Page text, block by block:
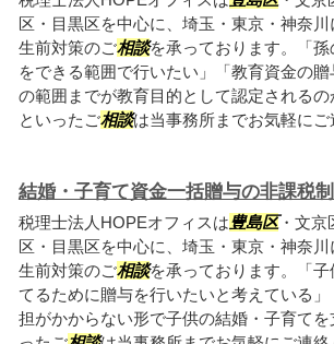
区・目黒区を中心に、埼玉・東京・神奈
生前対策のご相談を承っております。「
をできる範囲で行いたい」「教育資金の
の範囲までが教育目的として認定されるの
といったご相談は当事務所までお気軽にご
結婚・子育て資金一括贈与の非課税
税理士法人HOPEオフィスは豊島区・文京
区・目黒区を中心に、埼玉・東京・神奈
生前対策のご相談を承っております。「
てるために贈与を行いたいと考えている」
担がかからない形で子供の結婚・子育て